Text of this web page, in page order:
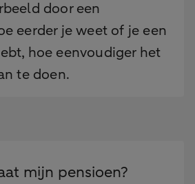
door een
eerder je weet of je een
hoe eenvoudiger het
te doen.
mijn pensioen?